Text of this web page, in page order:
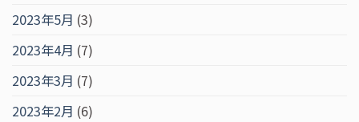
2023年5月 (3)
2023年4月 (7)
2023年3月 (7)
2023年2月 (6)